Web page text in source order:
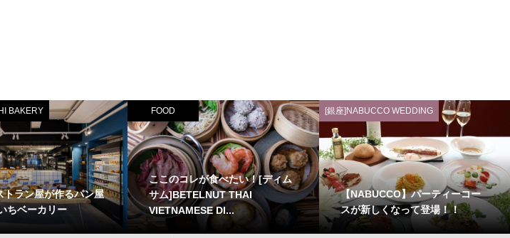
BAKERY
トラン屋が作るパン屋
ちベーカリー
FOOD
ここのコレが食べたい！[ディム
サム]BETELNUT THAI
VIETNAMESE DI...
[銀座]NABUCCO WEDDING
【NABUCCO】パーティーコー
スが新しくなって登場！！